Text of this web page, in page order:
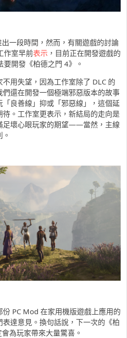
一段時間，然而，有關遊戲的討論
作室早前表示 ，目前正在開發遊戲的
要開發《柏德之門 4》。
用失望，因為工作室除了 DLC 的
還在開發一個極端邪惡版本的故事
良善線」抑或「邪惡線」，這個延
。工作室更表示，新結局的走向是
足壞心眼玩家的期望——當然，主線
PC Mod 在家用機版遊戲上應用的
達意見。換句話說，下一次的《柏
為玩家帶來大量驚喜。